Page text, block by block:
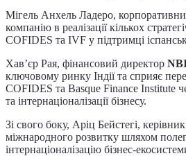
Мігель Анхель Ладеро,
компанію в реалізації кількох
COFIDES та IVF у підтримці
Хав’єр Рая, фінансовий директор
ключовому ринку Індії та сприяє
COFIDES та Basque Finance Institute
та інтернаціоналізації бізнесу.
Зі свого боку, Аріц Бейстегі,
міжнародного розвитку шляхом
інтернаціоналізацію бізнес-